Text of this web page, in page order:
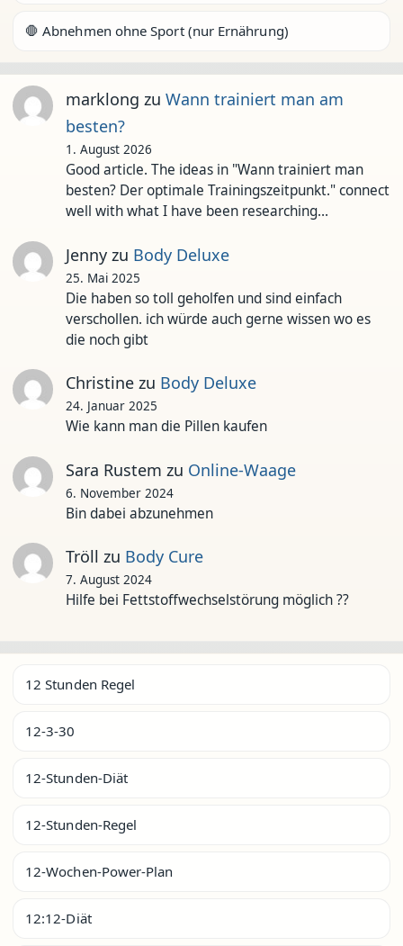
🛑 Abnehmen ohne Sport (nur Ernährung)
marklong zu Wann trainiert man am
besten?
1. August 2026
Good article. The ideas in "Wann trainiert man
besten? Der optimale Trainingszeitpunkt." connect
well with what I have been researching…
Jennyzu Body Deluxe
25. Mai 2025
Die haben so toll geholfen und sind einfach
verschollen. ich würde auch gerne wissen wo es
die noch gibt
Christinezu Body Deluxe
24. Januar 2025
Wie kann man die Pillen kaufen
Sara Rustem zu Online-Waage
6. November 2024
Bin dabei abzunehmen
Tröll zu Body Cure
7. August 2024
Hilfe bei Fettstoffwechselstörung möglich ??
12 Stunden Regel
12-3-30
12-Stunden-Diät
12-Stunden-Regel
12-Wochen-Power-Plan
12:12-Diät